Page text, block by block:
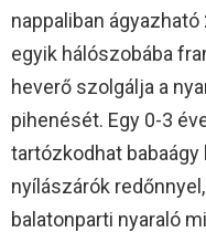
nappaliban
egyik hálószobába
heverő szolgálja a
pihenését. Egy 0-3
tartózkodhat
nyílászárók
balatonparti nyaraló